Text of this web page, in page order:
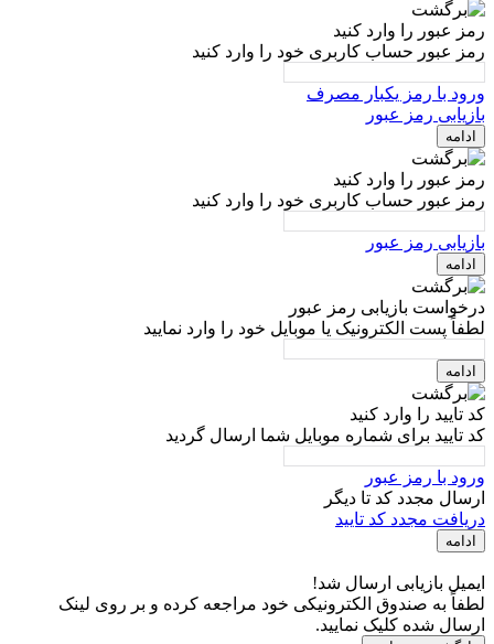
رمز عبور را وارد کنید
رمز عبور حساب کاربری خود را وارد کنید
ورود با رمز یکبار مصرف
بازیابی رمز عبور
ادامه
رمز عبور را وارد کنید
رمز عبور حساب کاربری خود را وارد کنید
بازیابی رمز عبور
ادامه
درخواست بازیابی رمز عبور
لطفاً پست الکترونیک یا موبایل خود را وارد نمایید
ادامه
کد تایید را وارد کنید
کد تایید برای شماره موبایل شما ارسال گردید
ورود با رمز عبور
ارسال مجدد کد تا دیگر
دریافت مجدد کد تایید
ادامه
ایمیل بازیابی ارسال شد!
لطفاً به صندوق الکترونیکی خود مراجعه کرده و بر روی لینک
ارسال شده کلیک نمایید.